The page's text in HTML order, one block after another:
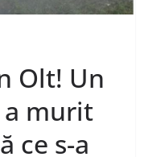
Olt! Un
a murit
ce s-a